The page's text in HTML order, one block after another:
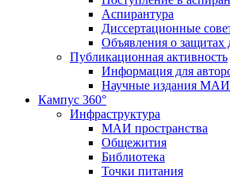
Аспирантура
Диссертационные
Объявления о защитах
Публикационная активность
Информация для
Научные издания МАИ
Кампус 360°
Инфраструктура
МАИ пространства
Общежития
Библиотека
Точки питания